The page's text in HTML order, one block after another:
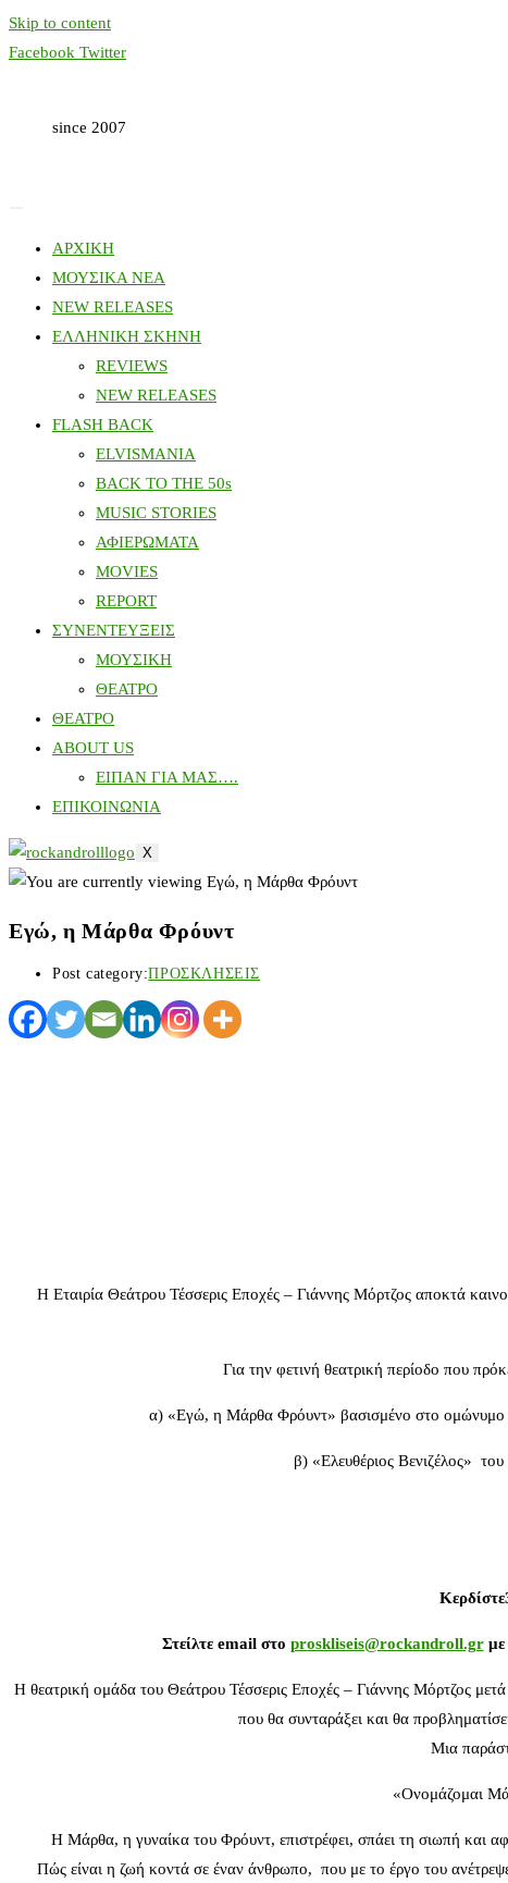
Skip to content
Facebook Twitter
since 2007
ΑΡΧΙΚΗ
ΜΟΥΣΙΚΑ ΝΕΑ
NEW RELEASES
ΕΛΛΗΝΙΚΗ ΣΚΗΝΗ
REVIEWS
NEW RELEASES
FLASH BACK
ELVISMANIA
BACK TO THE 50s
MUSIC STORIES
ΑΦΙΕΡΩΜΑΤΑ
MOVIES
REPORT
ΣΥΝΕΝΤΕΥΞΕΙΣ
ΜΟΥΣΙΚΗ
ΘΕΑΤΡΟ
ΘΕΑΤΡΟ
ABOUT US
ΕΙΠΑΝ ΓΙΑ ΜΑΣ….
ΕΠΙΚΟΙΝΩΝΙΑ
X
Εγώ, η Μάρθα Φρόυντ
Post category:ΠΡΟΣΚΛΗΣΕΙΣ
Η Εταιρία Θεάτρου Τέσσερις Εποχές – Γιάννης Μόρτζος αποκτά
Για την φετινή θεατρική περίοδο που
α) «Εγώ, η Μάρθα Φρόυντ» βασισμένο στο ομώνυμο
β) «Ελευθέριος Βενιζέλος»
Στείλτε email στο proskliseis@rockandroll.grμε
Η θεατρική ομάδα του Θεάτρου Τέσσερις Εποχές – Γιάννης Μόρτζος
που θα συνταράξει και θα
Μια
«Ονομάζομαι
Η Μάρθα, η γυναίκα του Φρόυντ, επιστρέφει, σπάει τη σιωπή και
Πώς είναι η ζωή κοντά σε έναν άνθρωπο, που με το έργο του